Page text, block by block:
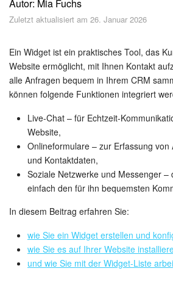
Sicherheit
Feed
Abonnement
Aufgaben und Projekte
KI-Projekte
Messenger
Collabs
Projektgruppen
Autor: Mia Fuchs
Zuletzt aktualisiert am 26. Januar 2026
Ein Widget ist ein praktisches Tool, das
Website ermöglicht, mit Ihnen Kontakt
alle Anfragen bequem in Ihrem CRM
können folgende Funktionen integriert
Live-Chat – für Echtzeit-
Website,
Onlineformulare – zur Erfassung von
und Kontaktdaten,
Soziale Netzwerke und Messenger –
einfach den für ihn bequemsten
In diesem Beitrag erfahren Sie:
wie Sie ein Widget erstellen und
wie Sie es auf Ihrer Website
und wie Sie mit der Widget-Liste